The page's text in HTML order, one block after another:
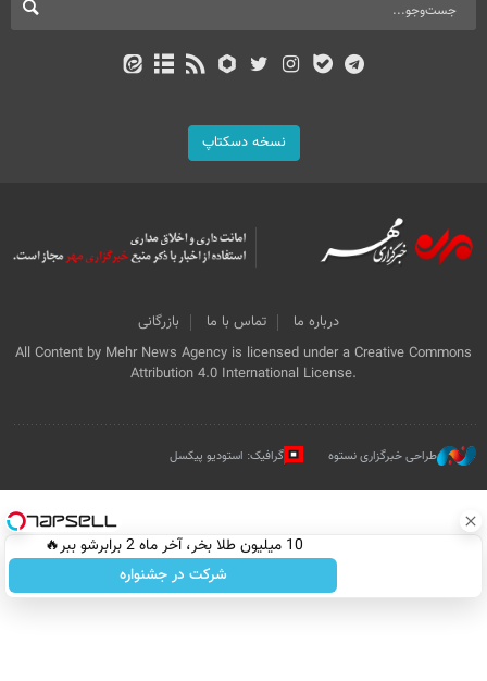
نسخه دسکتاپ
درباره ما تماس با ما
بازرگانی
All Content by Mehr News Agency is licensed under a Creative Commons
Attribution 4.0 International License.
طراحی خبرگزاری نستوه گرافیک: استودیو پیکسل
10 میلیون طلا بخر، آخر ماه 2 برابرشو ببر🔥
شرکت در جشنواره